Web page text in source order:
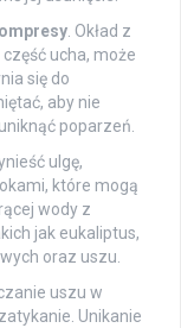
. Okład z
ucha, może
się do
aby nie
poparzeń.
ulgę,
które mogą
wody z
jak eukaliptus,
oraz uszu.
uszu w
Unikanie